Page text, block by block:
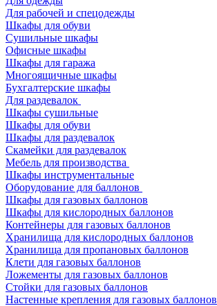
Для рабочей и спецодежды
Шкафы для обуви
Сушильные шкафы
Офисные шкафы
Шкафы для гаража
Многоящичные шкафы
Бухгалтерские шкафы
Для раздевалок
Шкафы сушильные
Шкафы для обуви
Шкафы для раздевалок
Скамейки для раздевалок
Мебель для производства
Шкафы инструментальные
Оборудование для баллонов
Шкафы для газовых баллонов
Шкафы для кислородных баллонов
Контейнеры для газовых баллонов
Хранилища для кислородных баллонов
Хранилища для пропановых баллонов
Клети для газовых баллонов
Ложементы для газовых баллонов
Стойки для газовых баллонов
Настенные крепления для газовых баллонов